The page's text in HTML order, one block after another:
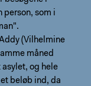
person, som i
(Vilhelmine
måned
og hele
beløb ind, da